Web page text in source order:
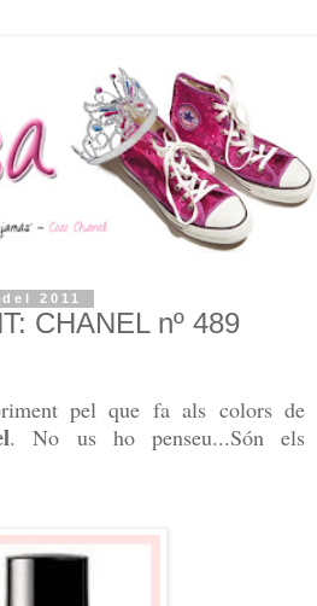
2011
CHANEL nº 489
pel que fa als colors de
. No us ho penseu...Són els